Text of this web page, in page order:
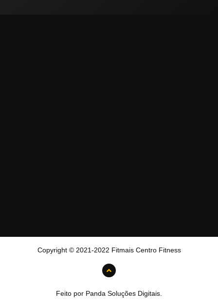
Copyright © 2021-2022 Fitmais Centro Fitness
Feito por Panda Soluções Digitais.